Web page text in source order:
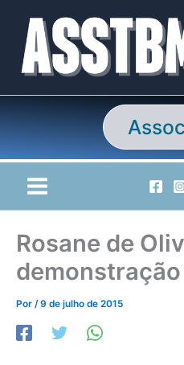
conteúdo
Rosane de
Por /9 de julho de 2015